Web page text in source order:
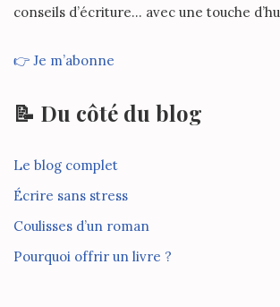
conseils d’écriture… avec une touche
👉 Je m’abonne
📝 Du côté du blog
Le blog complet
Écrire sans stress
Coulisses d’un roman
Pourquoi offrir un livre ?